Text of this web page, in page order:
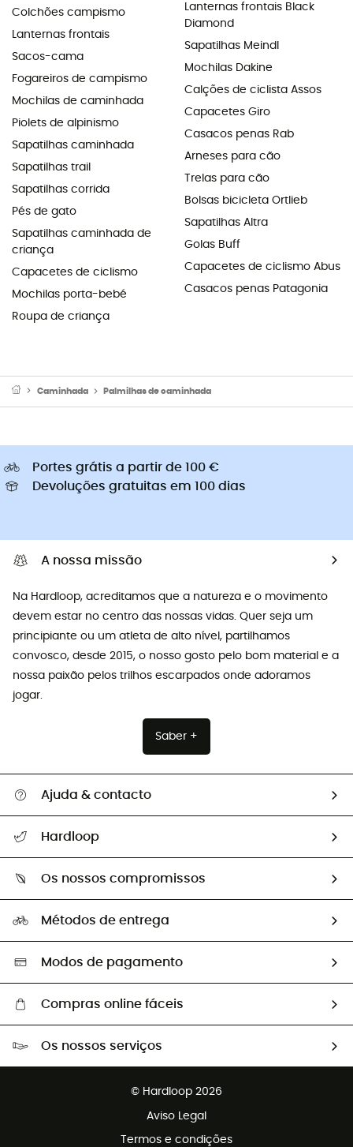
Colchões campismo
Lanternas frontais
Sacos-cama
Fogareiros de campismo
Mochilas de caminhada
Piolets de alpinismo
Sapatilhas caminhada
Sapatilhas trail
Sapatilhas corrida
Pés de gato
Sapatilhas caminhada de
criança
Capacetes de ciclismo
Mochilas porta-bebé
Roupa de criança
Lanternas frontais Black
Diamond
Sapatilhas Meindl
Mochilas Dakine
Calções de ciclista Assos
Capacetes Giro
Casacos penas Rab
Arneses para cão
Trelas para cão
Bolsas bicicleta Ortlieb
Sapatilhas Altra
Golas Buff
Capacetes de ciclismo Abus
Casacos penas Patagonia
Caminhada Palmilhas de caminhada
Portes grátis a partir de 100 €
Devoluções gratuitas em 100 dias
A nossa missão
Na Hardloop, acreditamos que a natureza e o movimento
devem estar no centro das nossas vidas. Quer seja um
principiante ou um atleta de alto nível, partilhamos
convosco, desde 2015, o nosso gosto pelo bom material e a
nossa paixão pelos trilhos escarpados onde adoramos
jogar.
Saber +
Ajuda & contacto
Guia de tamanhos
Trocas & Devoluções
Hardloop
Os nossos embaixadores
Os nossos compromissos
Seleção eco-responsável
Métodos de entrega
Modos de pagamento
Compras online fáceis
Os nossos serviços
© Hardloop 2026
Aviso Legal
Termos e condições